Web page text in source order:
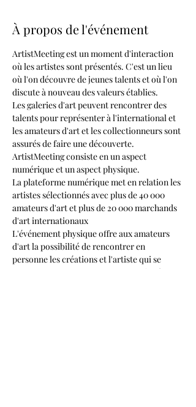
À propos de l'événement
ArtistMeeting est un moment d'interaction
où les artistes sont présentés. C'est un lieu
où l'on découvre de jeunes talents et où l'on
discute à nouveau des valeurs établies.
Les galeries d'art peuvent rencontrer des
talents pour représenter à l'international et
les amateurs d'art et les collectionneurs sont
assurés de faire une découverte.​
ArtistMeeting consiste en un aspect
numérique et un aspect physique.
La plateforme numérique met en relation les
artistes sélectionnés avec plus de 40 000
amateurs d'art et plus de 20 000 marchands
d'art internationaux​
L'événement physique offre aux amateurs
d'art la possibilité de rencontrer en
personne les créations et l'artiste qui se
cache souvent dans les coulisses grâce à des